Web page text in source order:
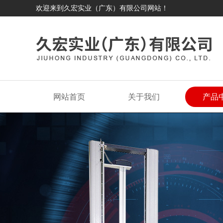
欢迎来到久宏实业（广东）有限公司网站！
网站首页 关于我们 产品